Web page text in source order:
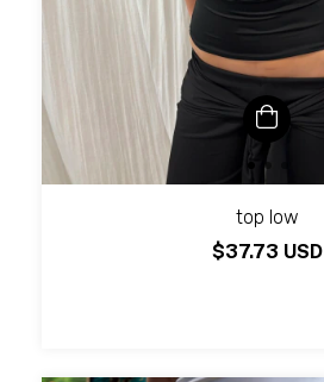
top low
$37.73 USD